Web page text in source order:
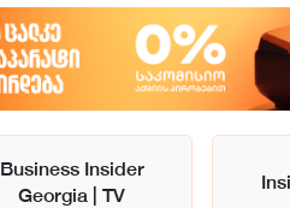
Business Insider
Georgia | TV